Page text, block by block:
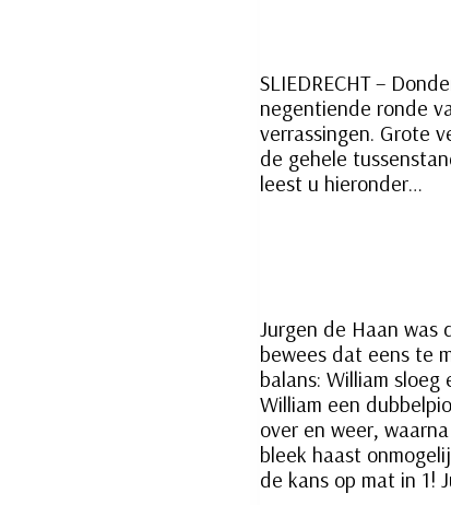
SLIEDRECHT –
negentiende ronde
verrassingen. Grote
de gehele
leest u hieronder…
Jurgen de Haan was
bewees dat eens te
balans: William
William een
over en weer,
bleek haast
de kans op mat in 1!